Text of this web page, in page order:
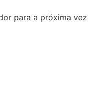
para a próxima vez